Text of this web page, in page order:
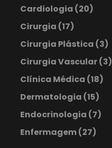
Cardiologia (20)
Cirurgia (17)
Cirurgia Plástica (3)
Cirurgia Vascular(3)
Clínica Médica (18)
Dermatologia (15)
Endocrinologia (7)
Enfermagem(27)